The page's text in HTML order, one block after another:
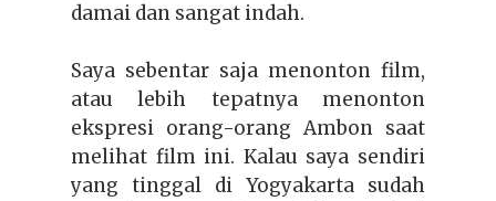
damai dan sangat indah.
Saya sebentar saja menonton film,
atau lebih tepatnya menonton
ekspresi orang-orang Ambon saat
melihat film ini. Kalau saya sendiri
yang tinggal di Yogyakarta sudah